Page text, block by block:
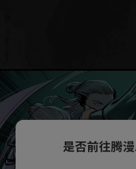
是否前往腾